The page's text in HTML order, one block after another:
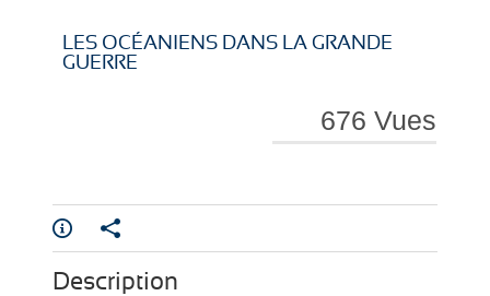
i
i
LES OCÉANIENS DANS LA GRANDE
GUERRE
676 Vues
Description